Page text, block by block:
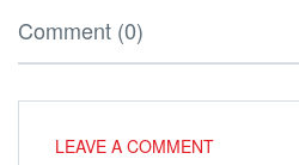
Comment (0)
LEAVE A COMMENT